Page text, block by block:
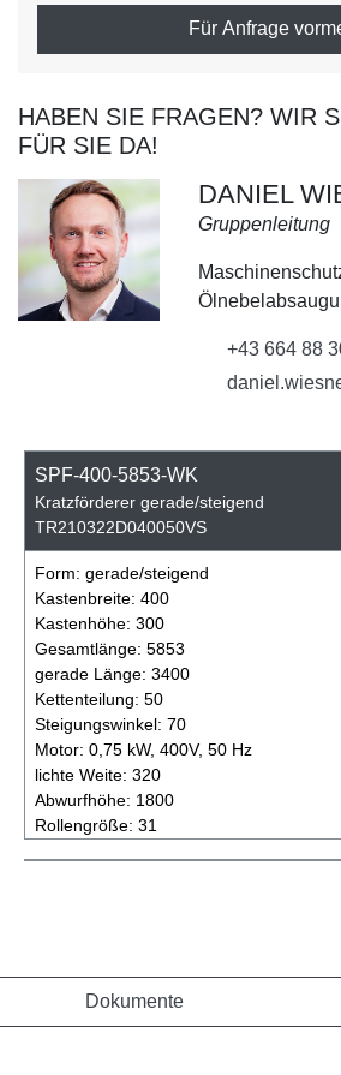
Für Anfrage
HABEN SIE FRAGEN? WIR
FÜR SIE DA!
DANIEL
Gruppenleitung
Maschinenschutz
+43 664 88
SPF-400-5853-WK
Kratzförderer gerade/steigend
TR210322D040050VS
Form: gerade/steigend
Kastenbreite: 400
Kastenhöhe: 300
Gesamtlänge: 5853
gerade Länge: 3400
Kettenteilung: 50
Steigungswinkel: 70
Motor: 0,75 kW, 400V, 50 Hz
lichte Weite: 320
Abwurfhöhe: 1800
Rollengröße: 31
Dokumente